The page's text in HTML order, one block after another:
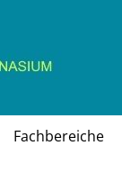
Fachbereiche